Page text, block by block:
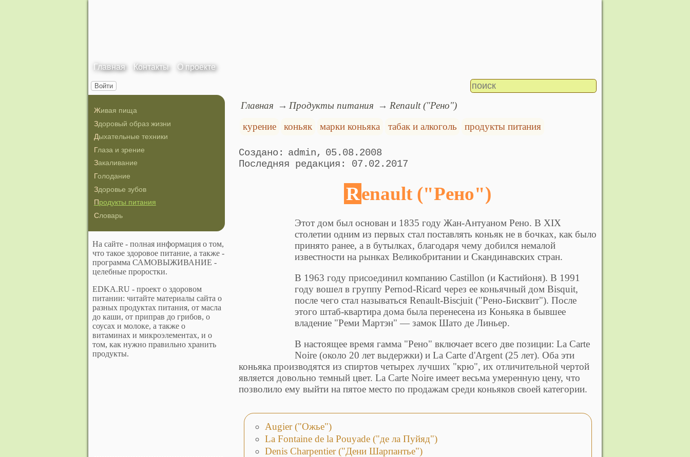
Главная Контакты О проекте
Войти
Живая пища
Здоровый образ жизни
Дыхательные техники
Глаза и зрение
Закаливание
Голодание
Здоровье зубов
Продукты питания
Словарь
На сайте - полная информация о том,
что такое здоровое питание, а также -
программа САМОВЫЖИВАНИЕ -
целебные проростки.
EDKA.RU - проект о здоровом
питании: читайте материалы сайта о
разных продуктах питания, от масла
до каши, от приправ до грибов, о
соусах и молоке, а также о
витаминах и микроэлементах, и о
том, как нужно правильно хранить
продукты.
Главная Продукты питания
Renault ("Рено")
курение
коньяк марки коньяка табак и алкоголь продукты питания
admin
05.08.2008
07.02.2017
Renault ("Рено")
Этот дом был основан и 1835 году Жан-Антуаном Рено. В XIX
столетии одним из первых стал поставлять коньяк не в бочках, как было
принято ранее, а в бутылках, благодаря чему добился немалой
известности на рынках Великобритании и Скандинавских стран.
В 1963 году присоединил компанию Castillon (и Кастийоня). В 1991
году вошел в группу Pernod-Ricard через ее коньячный дом Bisquit,
после чего стал называться Renault-Biscjuit ("Рено-Бисквит"). После
этого штаб-квартира дома была перенесена из Коньяка в бывшее
владение "Реми Мартэн" — замок Шато де Линьер.
В настоящее время гамма "Рено" включает всего две позиции: La Carte
Noire (около 20 лет выдержки) и La Carte d'Argent (25 лет). Оба эти
коньяка производятся из спиртов четырех лучших "крю", их отличительной чертой
является довольно темный цвет. La Carte Noire имеет весьма умеренную цену, что
позволило ему выйти на пятое место по продажам среди коньяков своей категории.
Augier ("Ожье")
La Fontaine de la Pouyade ("де ла Пуйяд")
Denis Charpentier ("Дени Шарпантье")